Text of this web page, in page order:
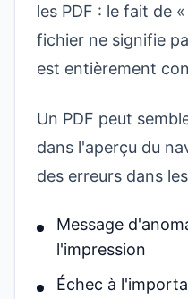
les PDF : le fait de
fichier ne signifie
est entièrement
Un PDF peut
dans l'aperçu du
des erreurs dans
Message
l'impression
Échec à